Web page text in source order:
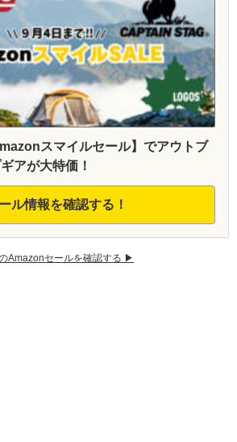
スマイルセール】でアウトブ
アが大特価！
ル情報を確認する！
Amazonセールを確認する ▶︎